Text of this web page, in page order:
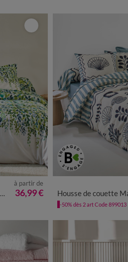
à partir de
36,99 € Housse de couette Marinette
-50% dès 2 art Code 899013